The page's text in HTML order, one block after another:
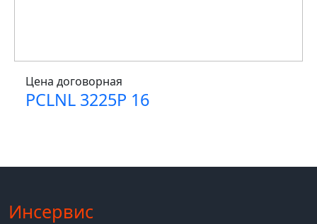
Цена договорная
PCLNL 3225P 16
Инсервис